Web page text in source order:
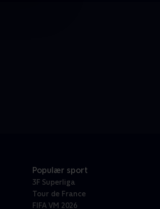
Populær sport
3F Superliga
Tour de France
FIFA VM 2026